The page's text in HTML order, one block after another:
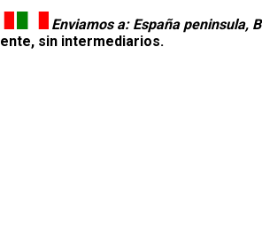
Enviamos a: España peninsula,
sin intermediarios.